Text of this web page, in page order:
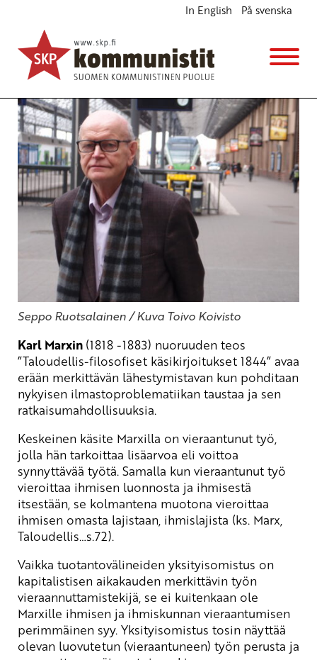
In English På svenska
Ilmastokysymyksessä ei pidä luovuttaa!
Blogi Avainsanat:ilmasto,Marx,Oizerman
19.9.2021 - 10:22
Seppo Ruotsalainen / Kuva Toivo Koivisto
Karl Marxin (1818 -1883) nuoruuden teos
”Taloudellis-filosofiset käsikirjoitukset 1844” avaa
erään merkittävän lähestymistavan kun pohditaan
nykyisen ilmastoproblematiikan taustaa ja sen
ratkaisumahdollisuuksia.
Keskeinen käsite Marxilla on vieraantunut työ,
jolla hän tarkoittaa lisäarvoa eli voittoa
synnyttävää työtä. Samalla kun vieraantunut työ
vieroittaa ihmisen luonnosta ja ihmisestä
itsestään, se kolmantena muotona vieroittaa
ihmisen omasta lajistaan, ihmislajista (ks. Marx,
Taloudellis…s.72).
Vaikka tuotantovälineiden yksityisomistus on
kapitalistisen aikakauden merkittävin työn
vieraannuttamistekijä, se ei kuitenkaan ole
Marxille ihmisen ja ihmiskunnan vieraantumisen
perimmäinen syy. Yksityisomistus tosin näyttää
olevan luovutetun (vieraantuneen) työn perusta ja